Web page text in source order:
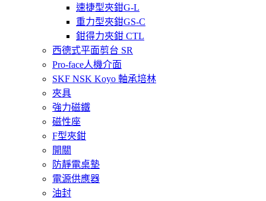
速捷型夾鉗G-L
重力型夾鉗GS-C
鉗得力夾鉗 CTL
西德式平面剪台 SR
Pro-face人機介面
SKF NSK Koyo 軸承培林
夾具
強力磁鐵
磁性座
F型夾鉗
開關
防靜電桌墊
電源供應器
油封